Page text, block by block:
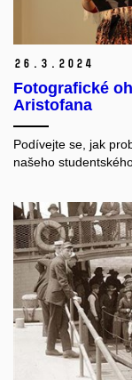
26. 3. 2024
Fotografické
Aristofana
Podívejte se, jak
našeho